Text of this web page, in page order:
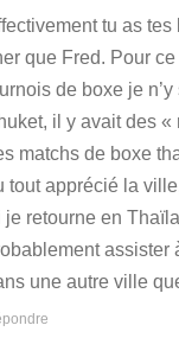
tu as
que Fred. Pour
de boxe je
il y avait des «
matchs de boxe
tout apprécié la
je retourne en
assister
une autre ville